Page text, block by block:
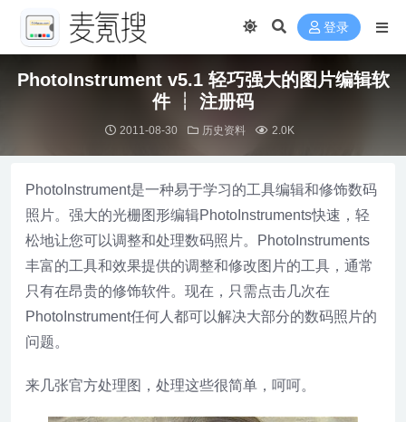
登录
PhotoInstrument v5.1 轻巧强大的图片编辑软
件 ┆ 注册码
2011-08-30 历史资料 2.0K
PhotoInstrument是一种易于学习的工具编辑和修饰数码
照片。强大的光栅图形编辑PhotoInstruments快速，轻
松地让您可以调整和处理数码照片。PhotoInstruments
丰富的工具和效果提供的调整和修改图片的工具，通常
只有在昂贵的修饰软件。现在，只需点击几次在
PhotoInstrument任何人都可以解决大部分的数码照片的
问题。
来几张官方处理图，处理这些很简单，呵呵。